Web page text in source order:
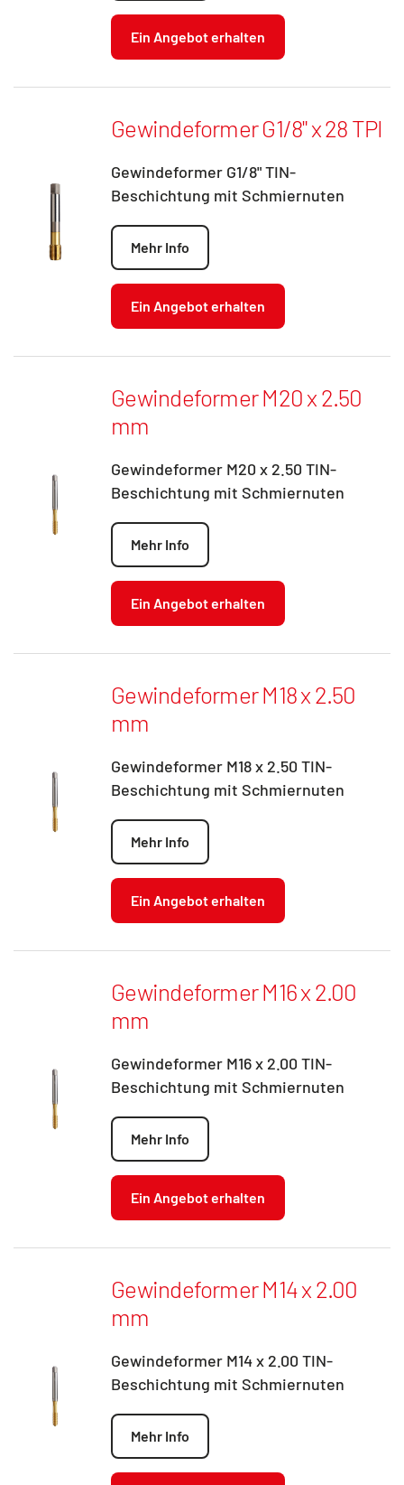
Ein Angebot erhalten
Gewindeformer G1/8" x 28 TPI
Gewindeformer G1/8" TIN-
Beschichtung mit Schmiernuten
Mehr Info
Ein Angebot erhalten
Gewindeformer M20 x 2.50
mm
Gewindeformer M20 x 2.50 TIN-
Beschichtung mit Schmiernuten
Mehr Info
Ein Angebot erhalten
Gewindeformer M18 x 2.50
mm
Gewindeformer M18 x 2.50 TIN-
Beschichtung mit Schmiernuten
Mehr Info
Ein Angebot erhalten
Gewindeformer M16 x 2.00
mm
Gewindeformer M16 x 2.00 TIN-
Beschichtung mit Schmiernuten
Mehr Info
Ein Angebot erhalten
Gewindeformer M14 x 2.00
mm
Gewindeformer M14 x 2.00 TIN-
Beschichtung mit Schmiernuten
Mehr Info